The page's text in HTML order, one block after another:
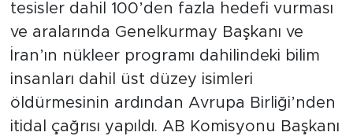
tesisler dahil 100’den fazla hedefi vurması
ve aralarında Genelkurmay Başkanı ve
İran’ın nükleer programı dahilindeki bilim
insanları dahil üst düzey isimleri
öldürmesinin ardından Avrupa Birliği’nden
itidal çağrısı yapıldı. AB Komisyonu Başkanı